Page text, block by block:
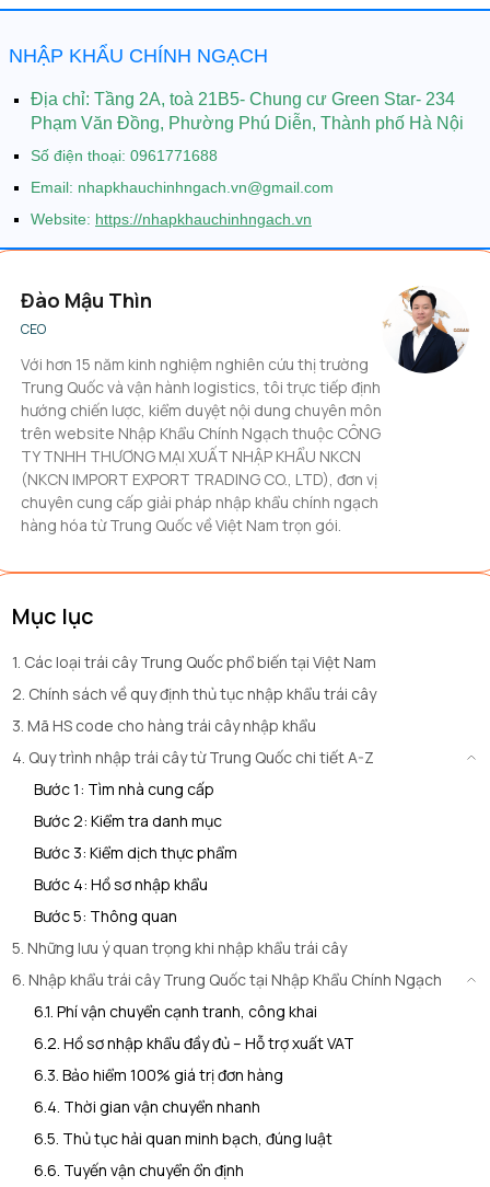
NHẬP KHẨU CHÍNH NGẠCH
Địa chỉ: Tầng 2A, toà 21B5- Chung cư Green Star- 234
Phạm Văn Đồng, Phường Phú Diễn, Thành phố Hà Nội
Số điện thoại: 0961771688
Email: nhapkhauchinhngach.vn@gmail.com
Website: https://nhapkhauchinhngach.vn
Đào Mậu Thìn
CEO
Với hơn 15 năm kinh nghiệm nghiên cứu thị trường
Trung Quốc và vận hành logistics, tôi trực tiếp định
hướng chiến lược, kiểm duyệt nội dung chuyên môn
trên website Nhập Khẩu Chính Ngạch thuộc CÔNG
TY TNHH THƯƠNG MẠI XUẤT NHẬP KHẨU NKCN
(NKCN IMPORT EXPORT TRADING CO., LTD), đơn vị
chuyên cung cấp giải pháp nhập khẩu chính ngạch
hàng hóa từ Trung Quốc về Việt Nam trọn gói.
Mục lục
1. Các loại trái cây Trung Quốc phổ biến tại Việt Nam
2. Chính sách về quy định thủ tục nhập khẩu trái cây
3. Mã HS code cho hàng trái cây nhập khẩu
4. Quy trình nhập trái cây từ Trung Quốc chi tiết A-Z
Bước 1: Tìm nhà cung cấp
Bước 2: Kiểm tra danh mục
Bước 3: Kiểm dịch thực phẩm
Bước 4: Hồ sơ nhập khẩu
Bước 5: Thông quan
5. Những lưu ý quan trọng khi nhập khẩu trái cây
6. Nhập khẩu trái cây Trung Quốc tại Nhập Khẩu Chính Ngạch
6.1. Phí vận chuyển cạnh tranh, công khai
6.2. Hồ sơ nhập khẩu đầy đủ – Hỗ trợ xuất VAT
6.3. Bảo hiểm 100% giá trị đơn hàng
6.4. Thời gian vận chuyển nhanh
6.5. Thủ tục hải quan minh bạch, đúng luật
6.6. Tuyến vận chuyển ổn định